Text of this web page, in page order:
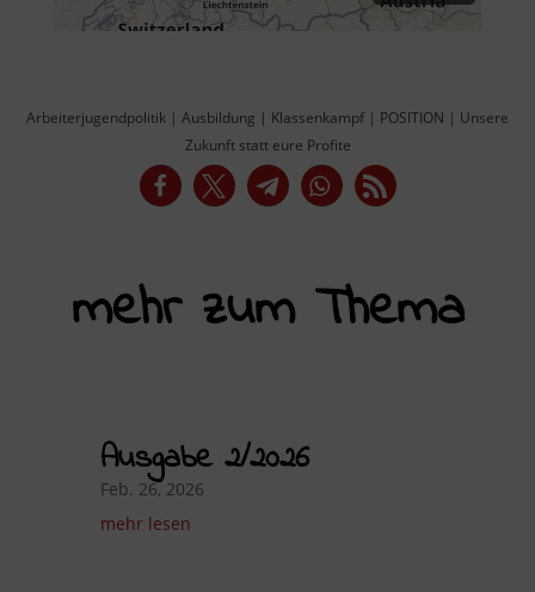
Arbeiterjugendpolitik | Ausbildung | Klassenkampf | POSITION | Unsere
Zukunft statt eure Profite
mehr zum Thema
Ausgabe 2/2026
Feb. 26, 2026
mehr lesen